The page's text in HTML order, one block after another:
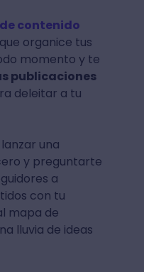
contenido
organice tus
momento y te
publicaciones
deleitar a tu
una
y preguntarte
a
con tu
mapa de
lluvia de ideas